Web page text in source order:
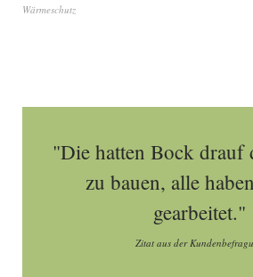
Wärmeschutz
"Die hatten Bock drauf
zu bauen, alle
gearbeitet."
Zitat aus der